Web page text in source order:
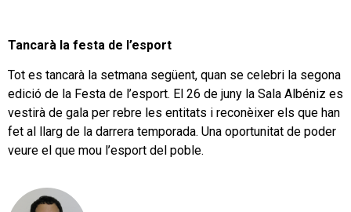
Tancarà la festa de l’esport
Tot es tancarà la setmana següent, quan se celebri la segona
edició de la Festa de l’esport. El 26 de juny la Sala Albéniz es
vestirà de gala per rebre les entitats i reconèixer els que han
fet al llarg de la darrera temporada. Una oportunitat de poder
veure el que mou l’esport del poble.